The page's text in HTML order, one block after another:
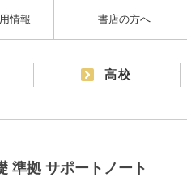
情報 書店の方へ
高校
準拠 サポートノート